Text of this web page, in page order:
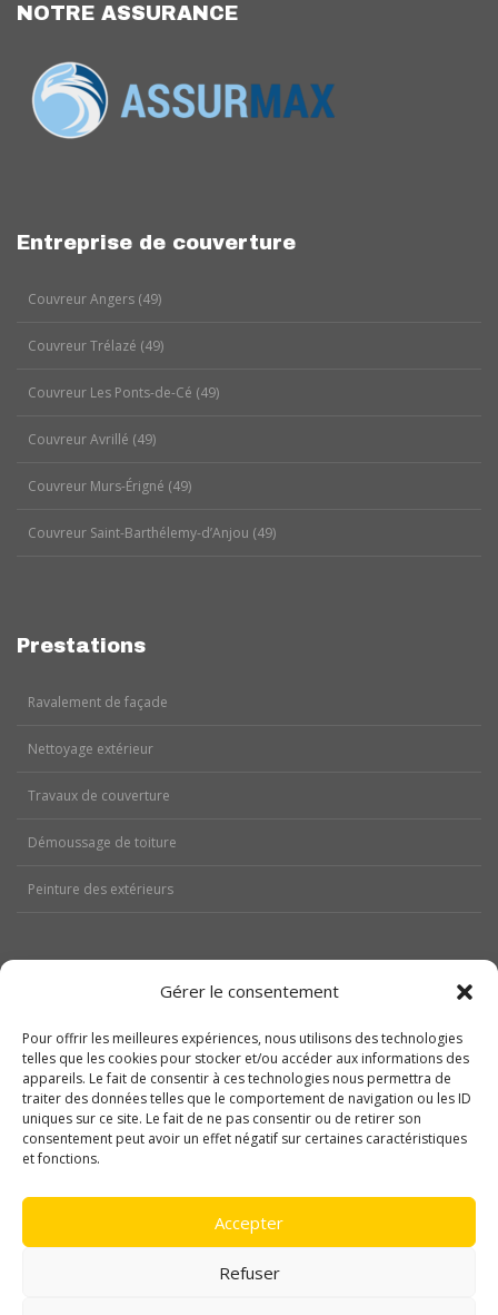
Gérer le consentement
Pour offrir les meilleures expériences, nous utilisons des technologies
telles que les cookies pour stocker et/ou accéder aux informations des
appareils. Le fait de consentir à ces technologies nous permettra de
traiter des données telles que le comportement de navigation ou les ID
uniques sur ce site. Le fait de ne pas consentir ou de retirer son
consentement peut avoir un effet négatif sur certaines caractéristiques
et fonctions.
Accepter
Refuser
NOTRE ASSURANCE
Entreprise de couverture
Couvreur Angers (49)
Couvreur Trélazé (49)
Couvreur Les Ponts-de-Cé (49)
Couvreur Avrillé (49)
Couvreur Murs-Érigné (49)
Couvreur Saint-Barthélemy-d’Anjou (49)
Prestations
Ravalement de façade
Nettoyage extérieur
Travaux de couverture
Démoussage de toiture
Peinture des extérieurs
Nos réalisations
Contactez-nous
Politique de cookies (UE)
Mentions légales